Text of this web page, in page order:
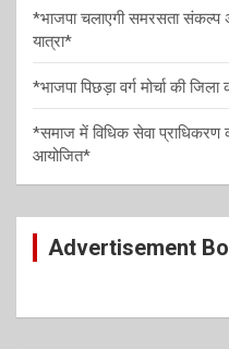
*भाजपा चलाएगी समरसता
यात्रा*
*भाजपा पिछड़ा वर्ग मोर्चा की
*समाज में विधिक सेवा प्राधिकरण
आयोजित*
Advertisement